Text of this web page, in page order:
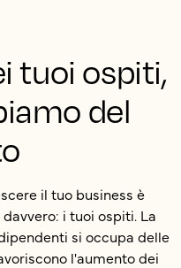
tuoi ospiti,
del
il tuo business è
i tuoi ospiti. La
si occupa delle
l'aumento dei